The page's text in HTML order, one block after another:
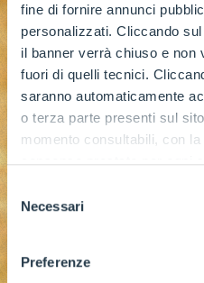
fine di fornire annunci
personalizzati. Cliccando
il banner verrà chiuso e non
fuori di quelli tecnici.
saranno automaticamente
o terza parte presenti sul
momento consultabili, con
consenso prestato per ogni
ogni pagina, selezionare
dell'informativa completa
pagina. Per esercitare i
delNecessari
Preferenze